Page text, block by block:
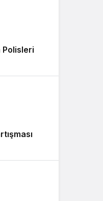
Polisleri